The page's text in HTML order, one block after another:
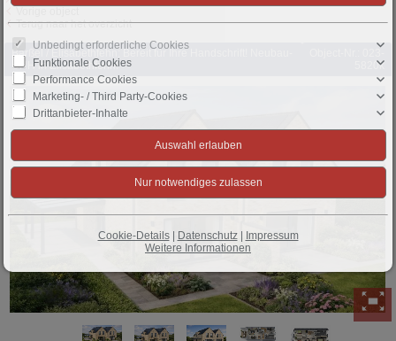
Terug naar het overzicht
Barßel / Elisabethfehn: Bereit für Ihre Handschrift! Neubau-
DHH in Elisabethfehn!
5820k
Unbedingt erforderliche Cookies
Funktionale Cookies
Performance Cookies
Marketing- / Third Party-Cookies
Drittanbieter-Inhalte
Cookie-Details| Datenschutz|
Impressum
Weitere Informationen